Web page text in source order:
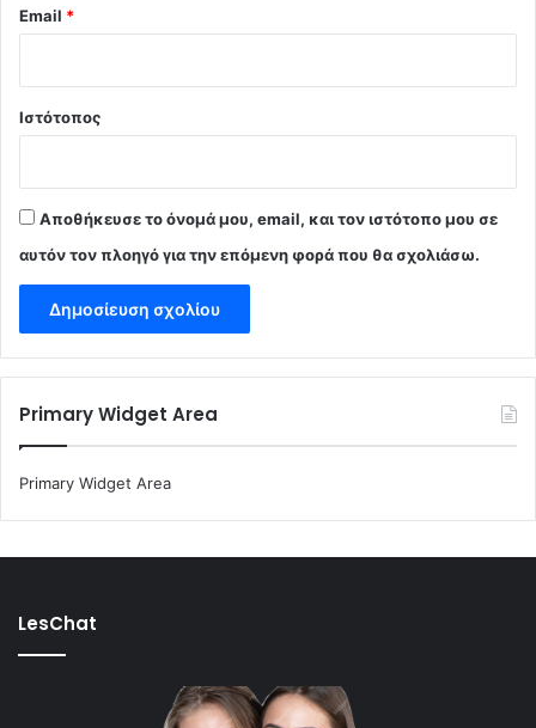
Email *
Ιστότοπος
Αποθήκευσε το όνομά μου, email, και τον ιστότοπο μου σε
αυτόν τον πλοηγό για την επόμενη φορά που θα σχολιάσω.
Primary Widget Area
Primary Widget Area
LesChat